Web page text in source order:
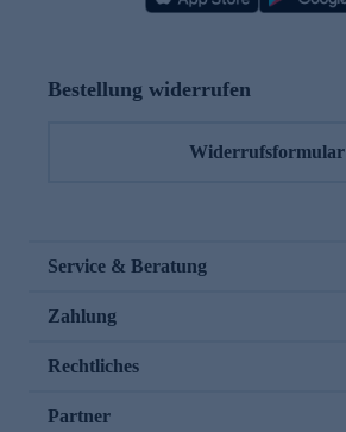
Bestellung widerrufen
Widerrufsformular
Service & Beratung
Zahlung
Rechtliches
Partner